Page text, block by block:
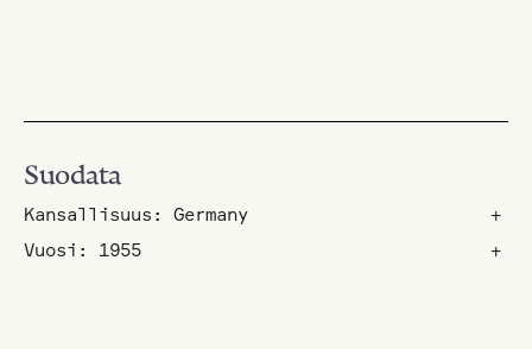
Suodata
Kansallisuus: Germany
+
Vuosi: 1955
+